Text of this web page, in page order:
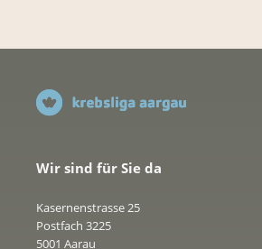
Wir sind für Sie da
Kasernenstrasse 25
Postfach 3225
5001 Aarau